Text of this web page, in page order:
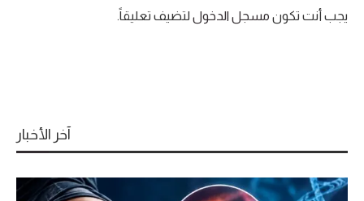
يجب أنت تكون مسجل الدخول لتضيف تعليقاً.
آخر الأخبار